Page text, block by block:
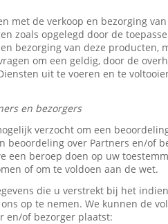
met de verkoop en bezorging
zoals opgelegd door de
bezorging van deze
om een geldig, door de
uit te voeren en te
en bezorgers
verzocht om een
beoordeling over Partners en/of
een beroep doen op uw
of om te voldoen aan de wet.
die u verstrekt bij het
op te nemen. We kunnen de
en/of bezorger plaatst: